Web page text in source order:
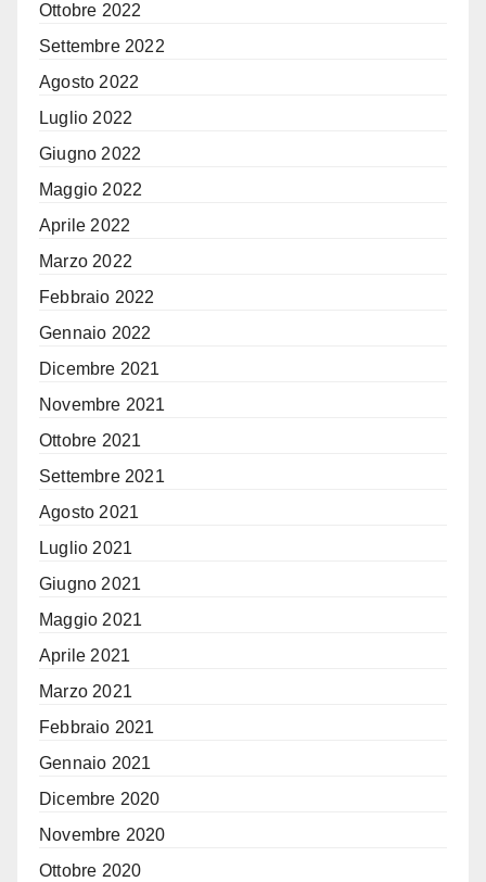
Ottobre 2022
Settembre 2022
Agosto 2022
Luglio 2022
Giugno 2022
Maggio 2022
Aprile 2022
Marzo 2022
Febbraio 2022
Gennaio 2022
Dicembre 2021
Novembre 2021
Ottobre 2021
Settembre 2021
Agosto 2021
Luglio 2021
Giugno 2021
Maggio 2021
Aprile 2021
Marzo 2021
Febbraio 2021
Gennaio 2021
Dicembre 2020
Novembre 2020
Ottobre 2020